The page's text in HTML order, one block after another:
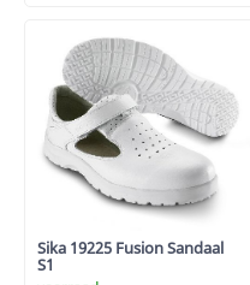
Sika 19225 Fusion Sandaal
S1